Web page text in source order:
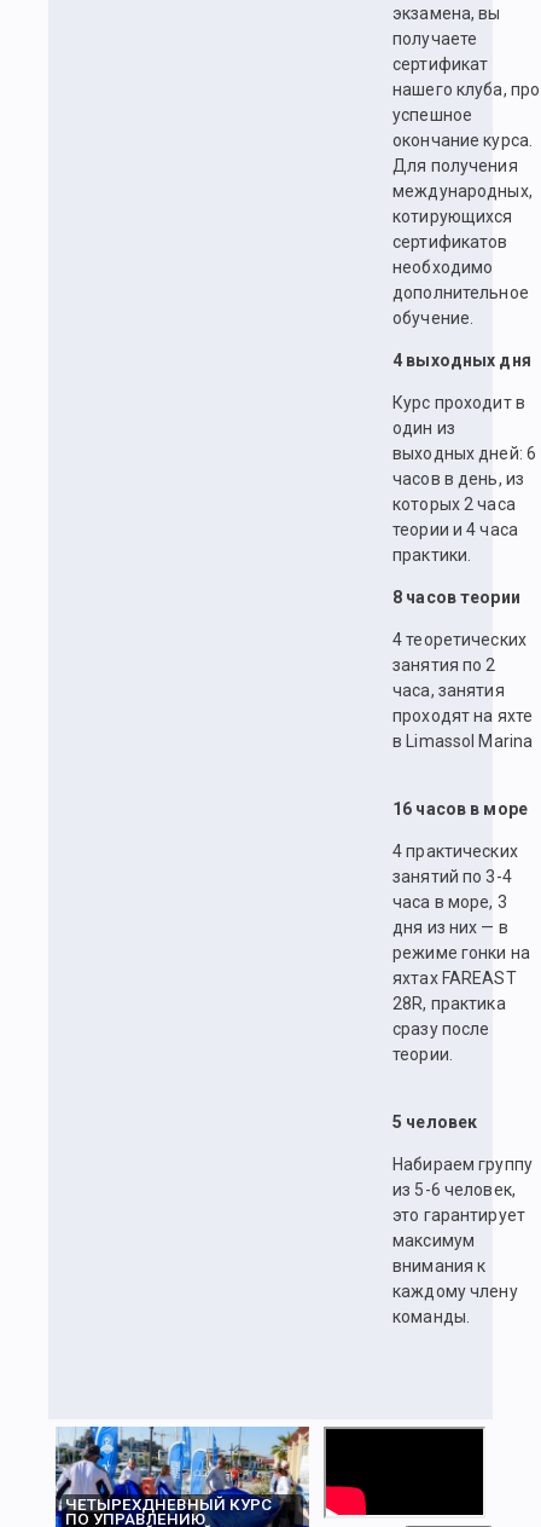
экзамена, вы
получаете
сертификат
нашего клуба, про
успешное
окончание курса.
Для получения
международных,
котирующихся
сертификатов
необходимо
дополнительное
обучение.
4 выходных дня
Курс проходит в
один из
выходных дней: 6
часов в день, из
которых 2 часа
теории и 4 часа
практики.
8 часов теории
4 теоретических
занятия по 2
часа, занятия
проходят на яхте
в Limassol Marina
16 часов в море
4 практических
занятий по 3-4
часа в море, 3
дня из них — в
режиме гонки на
яхтах FAREAST
28R, практика
сразу после
теории.
5 человек
Набираем группу
из 5-6 человек,
это гарантирует
максимум
внимания к
каждому члену
команды.
ЧЕТЫРЕХДНЕВНЫЙ КУРС
ПО УПРАВЛЕНИЮ